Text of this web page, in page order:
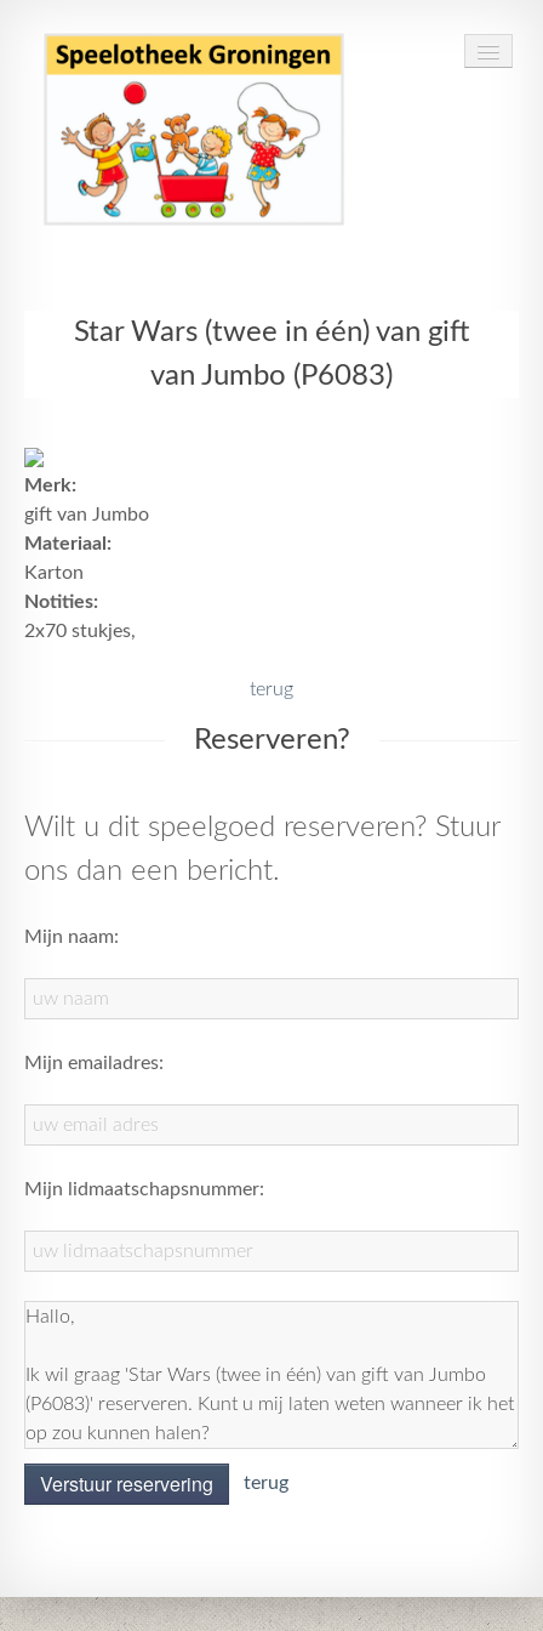
Speelgoed
Star Wars (twee in één) van gift
van Jumbo (P6083)
Merk:
gift van Jumbo
Materiaal:
Karton
Notities:
2x70 stukjes,
terug
Reserveren?
Wilt u dit speelgoed reserveren? Stuur
ons dan een bericht.
Mijn naam:
Mijn emailadres:
Mijn lidmaatschapsnummer:
Verstuur reservering terug